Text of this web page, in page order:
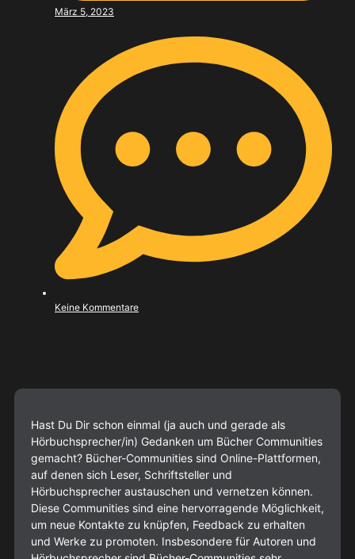
März 5, 2023
Keine Kommentare
Hast Du Dir schon einmal (ja auch und gerade als
Hörbuchsprecher/in) Gedanken um Bücher Communities
gemacht? Bücher-Communities sind Online-Plattformen,
auf denen sich Leser, Schriftsteller und
Hörbuchsprecher austauschen und vernetzen können.
Diese Communities sind eine hervorragende Möglichkeit,
um neue Kontakte zu knüpfen, Feedback zu erhalten
und Werke zu promoten. Insbesondere für Autoren und